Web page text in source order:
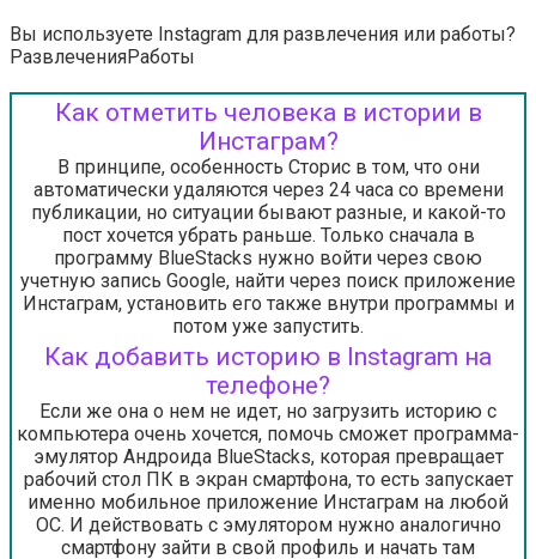
Вы используете Instagram для развлечения или работы?
РазвлеченияРаботы
Как отметить человека в истории в
Инстаграм?
В принципе, особенность Сторис в том, что они
автоматически удаляются через 24 часа со времени
публикации, но ситуации бывают разные, и какой-то
пост хочется убрать раньше. Только сначала в
программу BlueStacks нужно войти через свою
учетную запись Google, найти через поиск приложение
Инстаграм, установить его также внутри программы и
потом уже запустить.
Как добавить историю в Instagram на
телефоне?
Если же она о нем не идет, но загрузить историю с
компьютера очень хочется, помочь сможет программа-
эмулятор Андроида BlueStacks, которая превращает
рабочий стол ПК в экран смартфона, то есть запускает
именно мобильное приложение Инстаграм на любой
ОС. И действовать с эмулятором нужно аналогично
смартфону зайти в свой профиль и начать там